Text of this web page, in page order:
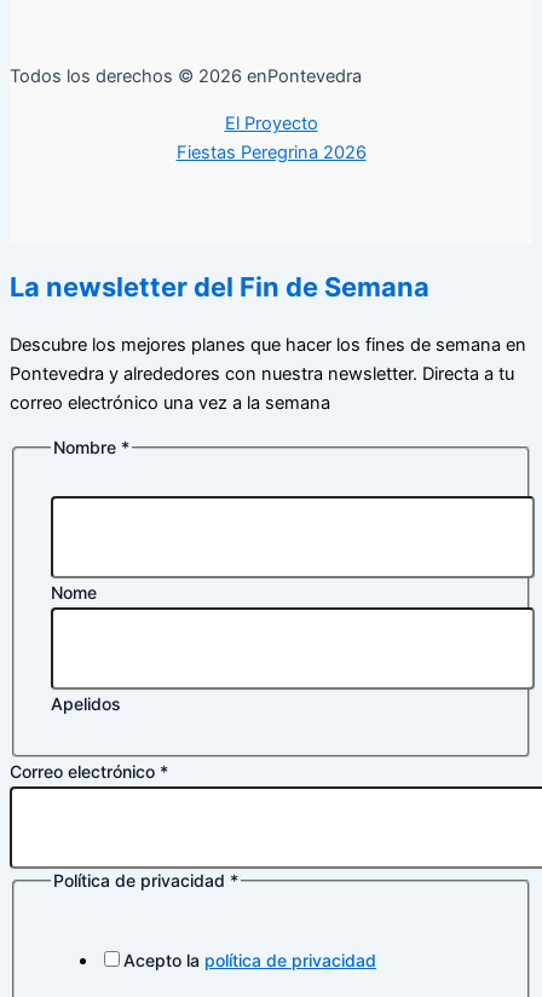
Todos los derechos © 2026 enPontevedra
El Proyecto
Fiestas Peregrina 2026
La newsletter del Fin de Semana
Descubre los mejores planes que hacer los fines de semana en
Pontevedra y alrededores con nuestra newsletter. Directa a tu
correo electrónico una vez a la semana
de
electrónico
Nombre *
Nome
Apelidos
Correo electrónico *
Política de privacidad *
Acepto la política de privacidad